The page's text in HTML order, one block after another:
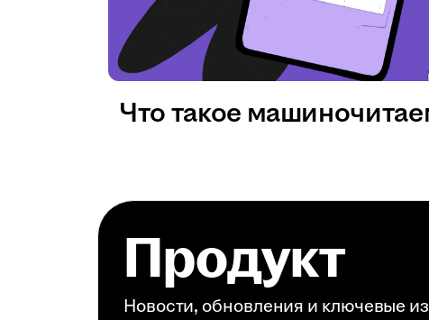
Что такое
Продукт
Новости, обновления и ключевые